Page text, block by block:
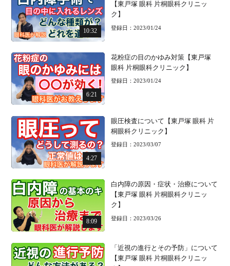
10:32
【東戸塚 眼科 片桐眼科クリニッ
ク】
登録日：2023/01/24
6:21
花粉症の目のかゆみ対策【東戸塚
眼科 片桐眼科クリニック】
登録日：2023/01/24
4:27
眼圧検査について【東戸塚 眼科 片
桐眼科クリニック】
登録日：2023/03/07
8:09
白内障の原因・症状・治療について
【東戸塚 眼科 片桐眼科クリニッ
ク】
登録日：2023/03/26
「近視の進行とその予防」について
【東戸塚 眼科 片桐眼科クリニッ